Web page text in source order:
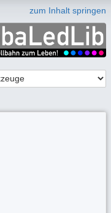
zum Inhalt springen